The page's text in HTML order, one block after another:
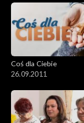
Coś dla Ciebie
26.09.2011